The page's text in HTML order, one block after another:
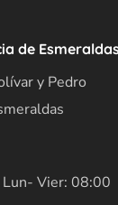
de
y Pedro
Vier: 08:00